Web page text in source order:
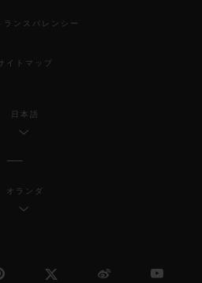
ランスパレンシー
イトマップ
日本語
オランダ